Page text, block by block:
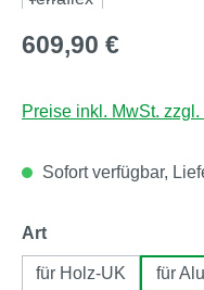
Regulärer Preis:
609,90 €
Preise inkl. MwSt.
Sofort verfügbar,
Artauswählen
für Holz-UK für